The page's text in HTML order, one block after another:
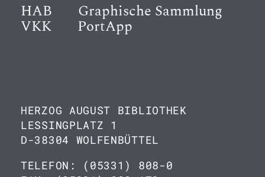
HAB Graphische Sammlung
VKK PortApp
HERZOG AUGUST BIBLIOTHEK
LESSINGPLATZ 1
D-38304 WOLFENBÜTTEL
TELEFON: (05331) 808-0